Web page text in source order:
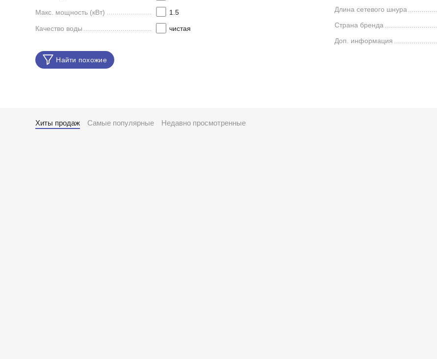
Макс. мощность (кВт) 1.5
Качество воды чистая
Длина сетевого шнура
Страна бренда
Доп. информация
Найти похожие
Хиты продаж Самые популярные Недавно просмотренные